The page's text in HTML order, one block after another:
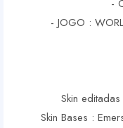
-
- JOGO :
Skin
Skin Bases :